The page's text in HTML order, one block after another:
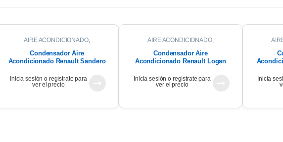
AIRE ACONDICIONADO,
Condensador Aire
Acondicionado Renault Sandero
Inicia sesión o regístrate para
ver el precio
AIRE ACONDICIONADO,
Condensador Aire
Acondicionado Renault Logan
Inicia sesión o regístrate para
ver el precio
Inicia